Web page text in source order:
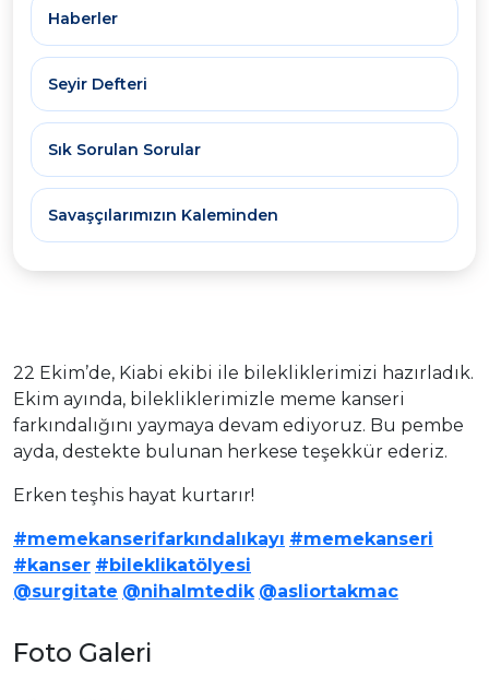
Haberler
Seyir Defteri
Sık Sorulan Sorular
Savaşçılarımızın Kaleminden
22 Ekim’de, Kiabi ekibi ile bilekliklerimizi hazırladık.
Ekim ayında, bilekliklerimizle meme kanseri
farkındalığını yaymaya devam ediyoruz. Bu pembe
ayda, destekte bulunan herkese teşekkür ederiz.
Erken teşhis hayat kurtarır!
#memekanserifarkındalıkayı #memekanseri
#kanser #bileklikatölyesi
@surgitate @nihalmtedik @asliortakmac
Foto Galeri